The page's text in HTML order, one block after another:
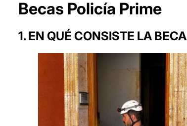
Becas Policía Prime
1.EN QUÉ CONSISTE LA BECA